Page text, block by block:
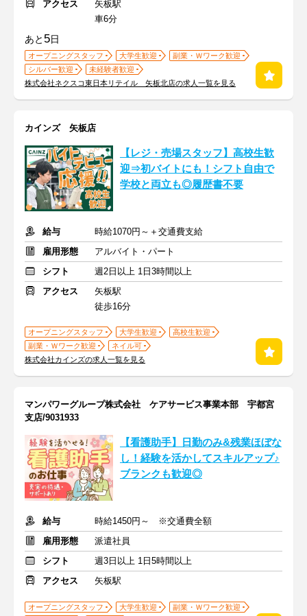
アクセス
矢板駅
車6分
あと 5日
オープニングスタッフ 大学生歓迎
副業・Ｗワーク歓迎
シルバー歓迎
未経験者歓迎
株式会社ネクスコ東日本リテイル 矢板北店の求人一覧を見る
カインズ 矢板店
【レジ・売場スタッフ】高校生歓
迎⇒初バイトにも！シフト自由で
学校と両立も◎履歴書不要
給与
時給1070円～＋交通費支給
雇用形態
アルバイト・パート
シフト
週2日以上 1日3時間以上
アクセス
矢板駅
徒歩16分
オープニングスタッフ 大学生歓迎
高校生歓迎
副業・Ｗワーク歓迎
ネイル可
株式会社カインズの求人一覧を見る
マンパワーグループ株式会社 ケアサービス事業本部 宇都宮
支店/9031933
【看護助手】日勤のみ&残業ほぼな
し！経験を活かしてスキルアップ♪
ブランクも歓迎◎
給与
時給1450円～ ※交通費全額
雇用形態
派遣社員
シフト
週3日以上 1日5時間以上
アクセス
矢板駅
オープニングスタッフ 大学生歓迎
副業・Ｗワーク歓迎